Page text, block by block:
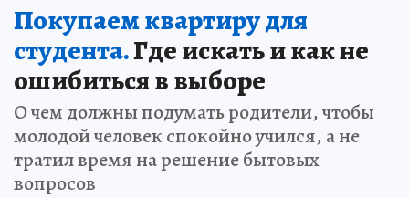
Покупаем квартиру для
студента.Где искать и как не
ошибиться в выборе
О чем должны подумать родители, чтобы
молодой человек спокойно учился, а не
тратил время на решение бытовых
вопросов